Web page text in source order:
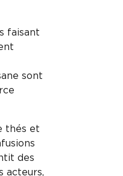
faisant
sont
thés et
des
acteurs,